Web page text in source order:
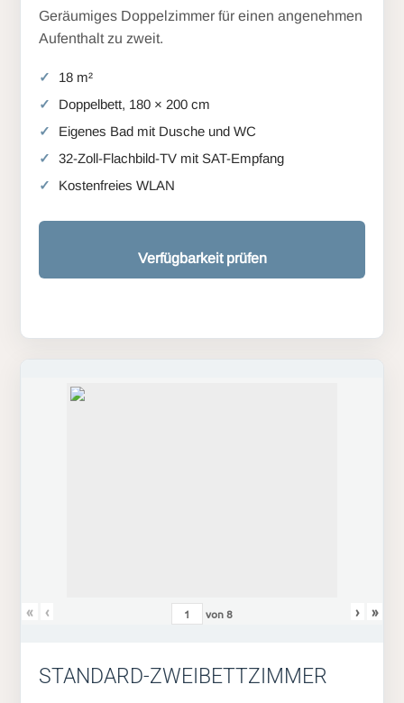
Geräumiges Doppelzimmer für einen angenehmen
Aufenthalt zu zweit.
18 m²
Doppelbett, 180 × 200 cm
Eigenes Bad mit Dusche und WC
32-Zoll-Flachbild-TV mit SAT-Empfang
Kostenfreies WLAN
Verfügbarkeit prüfen
« ‹ von8 › »
STANDARD-ZWEIBETTZIMMER